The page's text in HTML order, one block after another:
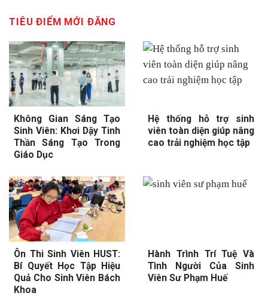
TIÊU ĐIỂM MỚI ĐĂNG
Không Gian Sáng Tạo
Sinh Viên: Khơi Dậy Tinh
Thần Sáng Tạo Trong
Giáo Dục
Hệ thống hỗ trợ sinh
viên toàn diện giúp nâng
cao trải nghiệm học tập
Ôn Thi Sinh Viên HUST:
Bí Quyết Học Tập Hiệu
Quả Cho Sinh Viên Bách
Khoa
Hành Trình Trí Tuệ Và
Tình Người Của Sinh
Viên Sư Phạm Huế